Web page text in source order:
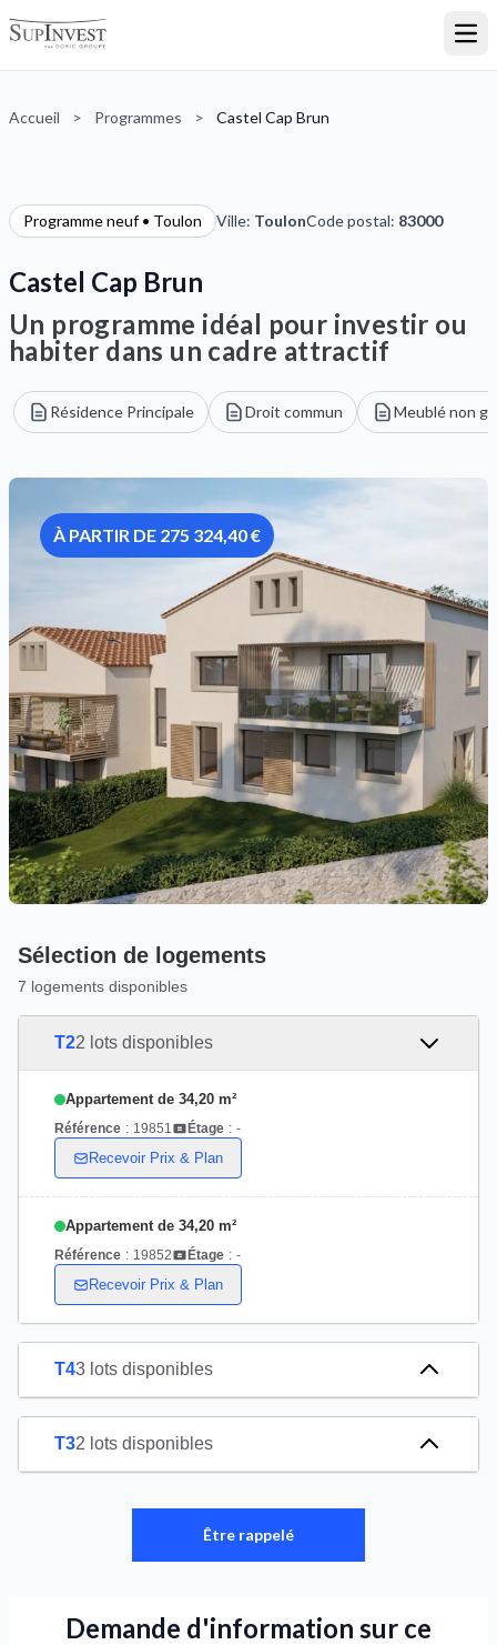
Accueil > Programmes > Castel Cap Brun
Programme neuf • Toulon Ville: ToulonCode postal: 83000
Castel Cap Brun
Un programme idéal pour investir ou
habiter dans un cadre attractif
Résidence Principale Droit commun Meublé non
À PARTIR DE 275 324,40 €
Sélection de logements
7 logements disponibles
T22 lots disponibles
Appartement de 34,20 m²
Référence : 19851 Étage : -
Recevoir Prix & Plan
Appartement de 34,20 m²
Référence : 19852 Étage : -
Recevoir Prix & Plan
T43 lots disponibles
T32 lots disponibles
Être rappelé
Demande d'information sur ce